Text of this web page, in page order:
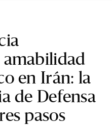
en Irán: la
de Defensa
pasos